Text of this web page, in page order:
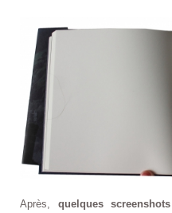
Après, quelques